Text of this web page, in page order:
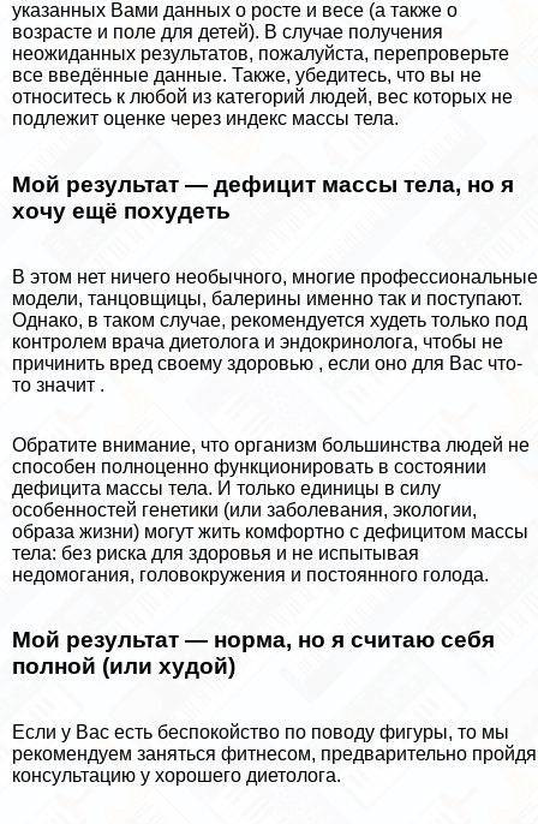
указанных Вами данных о росте и весе (а также о
возрасте и поле для детей). В случае получения
неожиданных результатов, пожалуйста, перепроверьте
все введённые данные. Также, убедитесь, что вы не
относитесь к любой из категорий людей, вес которых не
подлежит оценке через индекс массы тела.
Мой результат — дефицит массы тела, но я
хочу ещё похудеть
В этом нет ничего необычного, многие профессиональные
модели, танцовщицы, балерины именно так и поступают.
Однако, в таком случае, рекомендуется худеть только под
контролем врача диетолога и эндокринолога, чтобы не
причинить вред своему здоровью , если оно для Вас что-
то значит .
Обратите внимание, что организм большинства людей не
способен полноценно функционировать в состоянии
дефицита массы тела. И только единицы в силу
особенностей генетики (или заболевания, экологии,
образа жизни) могут жить комфортно с дефицитом массы
тела: без риска для здоровья и не испытывая
недомогания, головокружения и постоянного голода.
Мой результат — норма, но я считаю себя
полной (или худой)
Если у Вас есть беспокойство по поводу фигуры, то мы
рекомендуем заняться фитнесом, предварительно пройдя
консультацию у хорошего диетолога.